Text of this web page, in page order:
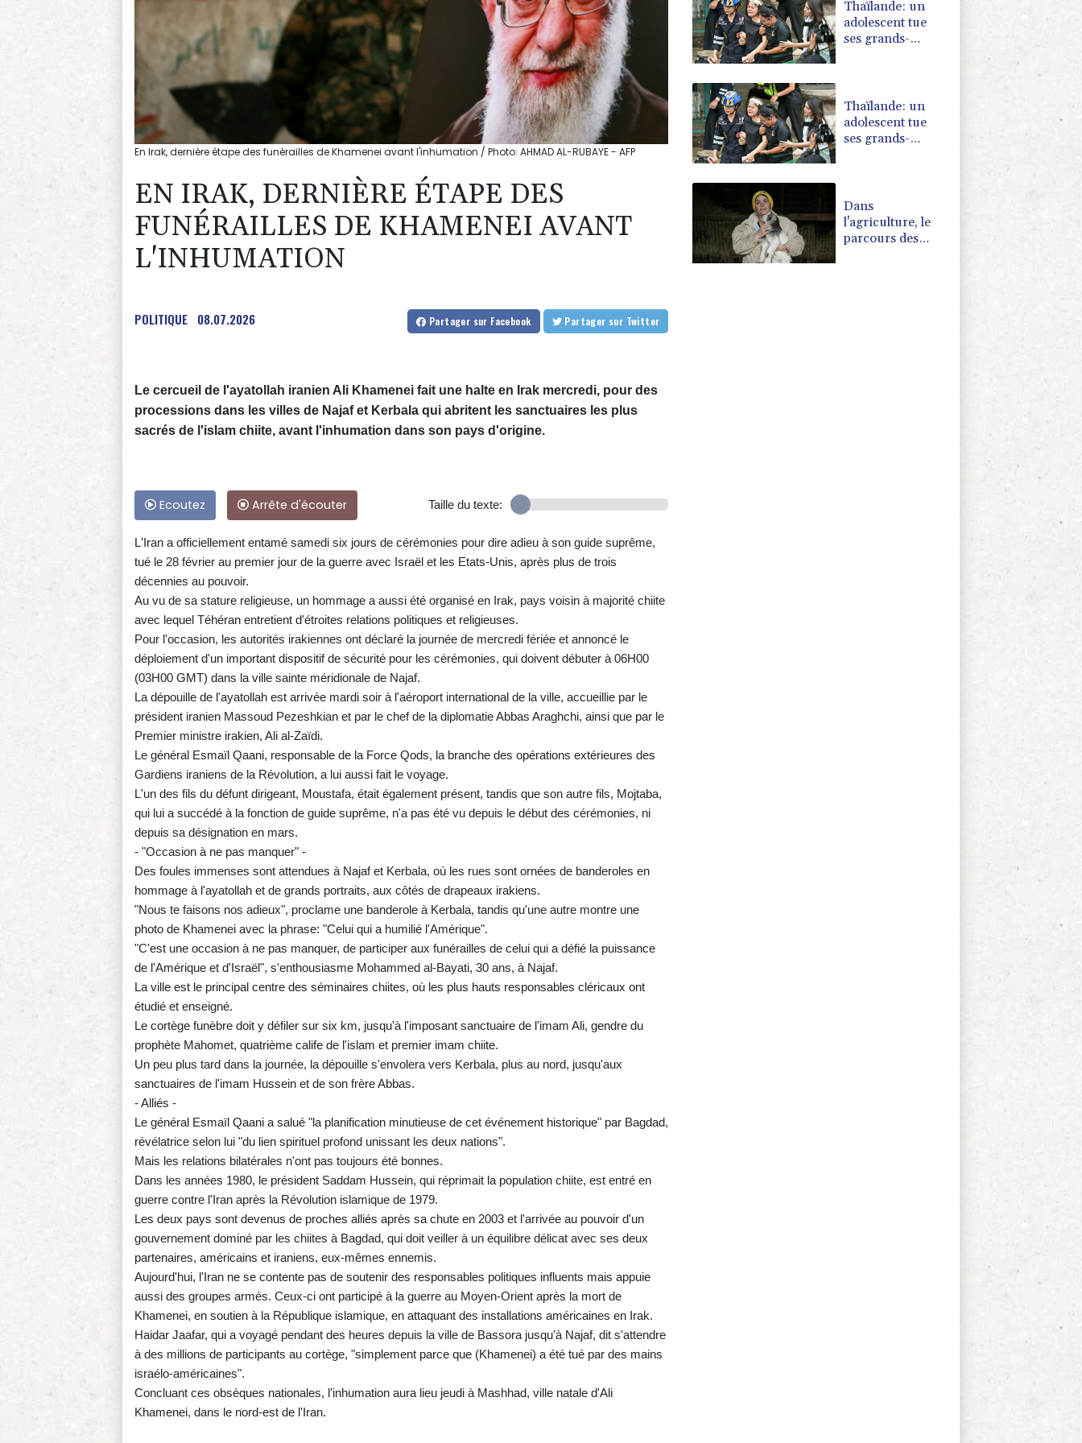
En Irak, dernière étape des funérailles de Khamenei avant l'inhumation / Photo: AHMAD AL-RUBAYE - AFP
EN IRAK, DERNIÈRE ÉTAPE DES
FUNÉRAILLES DE KHAMENEI AVANT
L'INHUMATION
POLITIQUE 08.07.2026 Partager sur Facebook Partager sur Twitter
Le cercueil de l'ayatollah iranien Ali Khamenei fait une halte en Irak mercredi, pour des
processions dans les villes de Najaf et Kerbala qui abritent les sanctuaires les plus
sacrés de l'islam chiite, avant l'inhumation dans son pays d'origine.
Ecoutez Arrête d'écouter Taille du texte:
L'Iran a officiellement entamé samedi six jours de cérémonies pour dire adieu à son guide suprême,
tué le 28 février au premier jour de la guerre avec Israël et les Etats-Unis, après plus de trois
décennies au pouvoir.
Au vu de sa stature religieuse, un hommage a aussi été organisé en Irak, pays voisin à majorité chiite
avec lequel Téhéran entretient d'étroites relations politiques et religieuses.
Pour l'occasion, les autorités irakiennes ont déclaré la journée de mercredi fériée et annoncé le
déploiement d'un important dispositif de sécurité pour les cérémonies, qui doivent débuter à 06H00
(03H00 GMT) dans la ville sainte méridionale de Najaf.
La dépouille de l'ayatollah est arrivée mardi soir à l'aéroport international de la ville, accueillie par le
président iranien Massoud Pezeshkian et par le chef de la diplomatie Abbas Araghchi, ainsi que par le
Premier ministre irakien, Ali al-Zaïdi.
Le général Esmaïl Qaani, responsable de la Force Qods, la branche des opérations extérieures des
Gardiens iraniens de la Révolution, a lui aussi fait le voyage.
L'un des fils du défunt dirigeant, Moustafa, était également présent, tandis que son autre fils, Mojtaba,
qui lui a succédé à la fonction de guide suprême, n'a pas été vu depuis le début des cérémonies, ni
depuis sa désignation en mars.
- "Occasion à ne pas manquer" -
Des foules immenses sont attendues à Najaf et Kerbala, où les rues sont ornées de banderoles en
hommage à l'ayatollah et de grands portraits, aux côtés de drapeaux irakiens.
"Nous te faisons nos adieux", proclame une banderole à Kerbala, tandis qu'une autre montre une
photo de Khamenei avec la phrase: "Celui qui a humilié l'Amérique".
"C'est une occasion à ne pas manquer, de participer aux funérailles de celui qui a défié la puissance
de l'Amérique et d'Israël", s'enthousiasme Mohammed al-Bayati, 30 ans, à Najaf.
La ville est le principal centre des séminaires chiites, où les plus hauts responsables cléricaux ont
étudié et enseigné.
Le cortège funèbre doit y défiler sur six km, jusqu'à l'imposant sanctuaire de l'imam Ali, gendre du
prophète Mahomet, quatrième calife de l'islam et premier imam chiite.
Un peu plus tard dans la journée, la dépouille s'envolera vers Kerbala, plus au nord, jusqu'aux
sanctuaires de l'imam Hussein et de son frère Abbas.
- Alliés -
Le général Esmaïl Qaani a salué "la planification minutieuse de cet événement historique" par Bagdad,
révélatrice selon lui "du lien spirituel profond unissant les deux nations".
Mais les relations bilatérales n'ont pas toujours été bonnes.
Dans les années 1980, le président Saddam Hussein, qui réprimait la population chiite, est entré en
guerre contre l'Iran après la Révolution islamique de 1979.
Les deux pays sont devenus de proches alliés après sa chute en 2003 et l'arrivée au pouvoir d'un
gouvernement dominé par les chiites à Bagdad, qui doit veiller à un équilibre délicat avec ses deux
partenaires, américains et iraniens, eux-mêmes ennemis.
Aujourd'hui, l'Iran ne se contente pas de soutenir des responsables politiques influents mais appuie
aussi des groupes armés. Ceux-ci ont participé à la guerre au Moyen-Orient après la mort de
Khamenei, en soutien à la République islamique, en attaquant des installations américaines en Irak.
Haidar Jaafar, qui a voyagé pendant des heures depuis la ville de Bassora jusqu'à Najaf, dit s'attendre
à des millions de participants au cortège, "simplement parce que (Khamenei) a été tué par des mains
israélo-américaines".
Concluant ces obsèques nationales, l'inhumation aura lieu jeudi à Mashhad, ville natale d'Ali
Khamenei, dans le nord-est de l'Iran.
Thaïlande: un
adolescent tue
ses grands-
Thaïlande: un
adolescent tue
ses grands-
Dans
l'agriculture, le
parcours des